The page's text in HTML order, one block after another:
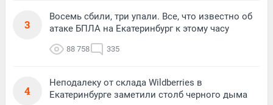
3
Восемь сбили, три упали. Все, что известно об
атаке БПЛА на Екатеринбург к этому часу
88 758 335
4
Неподалеку от склада Wildberries в
Екатеринбурге заметили столб черного дыма